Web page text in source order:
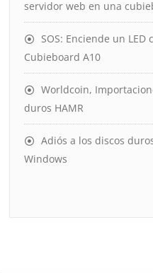
servidor web en una
SOS: Enciende un LED
Cubieboard A10
Worldcoin,
duros HAMR
Adiós a los discos
Windows